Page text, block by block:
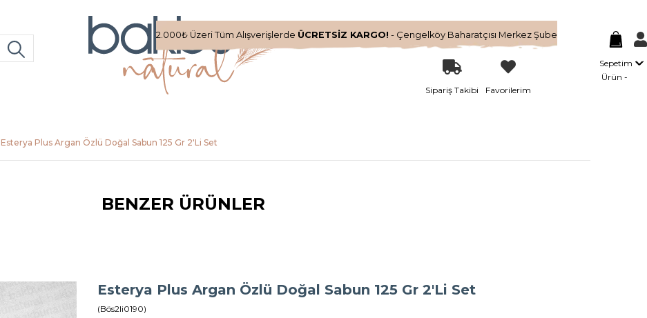
2.000₺ Üzeri Tüm Alışverişlerde ÜCRETSİZ KARGO! - Çengelköy Baharatçısı Merkez Şube
Sipariş Takibi Favorilerim
Sepetim
Ürün
Esterya Plus Argan Özlü Doğal Sabun 125 Gr 2'Li Set
BENZER ÜRÜNLER
Esterya Plus Argan Özlü Doğal Sabun 125 Gr 2'Li Set
(Bös2li0190)